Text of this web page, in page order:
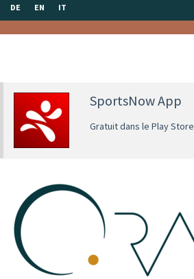
DE EN IT
SportsNow App
Gratuit dans le Play Store